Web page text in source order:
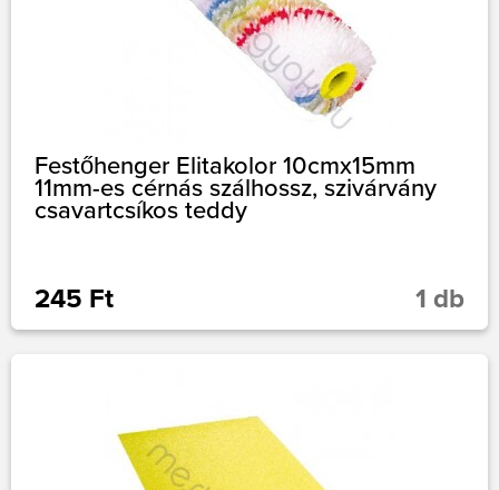
Festőhenger Elitakolor 10cmx15mm
11mm-es cérnás szálhossz, szivárvány
csavartcsíkos teddy
245 Ft 1 db